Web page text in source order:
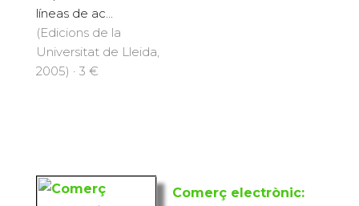
líneas de ac...
(Edicions de la
Universitat de Lleida,
2005) · 3 €
Comerç electrònic: